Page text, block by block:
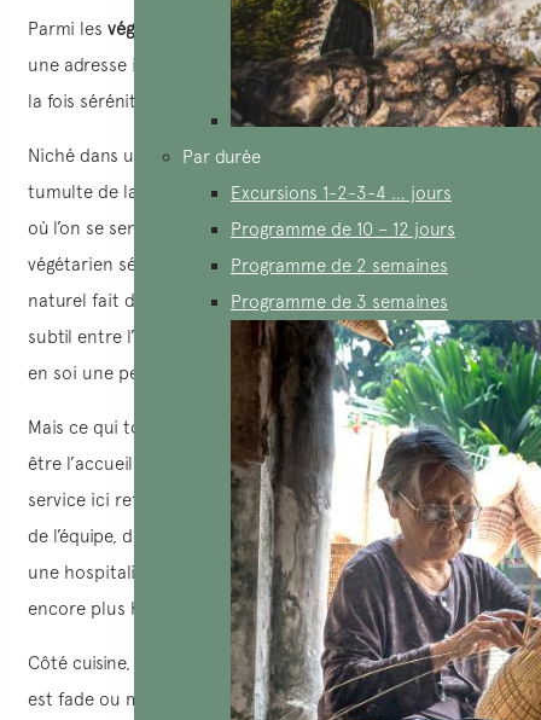
Par durée
Excursions 1-2-3-4 … jours
Programme de 10 – 12 jours
Programme de 2 semaines
Programme de 3 semaines
Parmi les végétarien restaurants Saïgon Du Du Xanhest
une adresse incontournable pour ceux qui recherchent à
la fois sérénité et saveurs authentiques.
Niché dans une ruelle paisible de Saïgon, à l’abri du
tumulte de la ville,
Du Du Xanhest un petit havre de paix
où l’on se sent instantanément apaisé. Ce restaurant
végétarien séduit par sa simplicité chaleureuse, son décor
naturel fait de bois, de bambou et d’osier, créant un lien
subtil entre l’homme et la nature – une invitation à semer
en soi une petite graine de verdure.
Mais ce qui touche le plus chez Du Du Xanh, c’est peut-
être l’accueil. Toujours accompagné d’un sourire doux, le
service ici reflète une véritable bienveillance. Les membres
de l’équipe, dont plusieurs sont malentendants, offrent
une hospitalité discrète mais sincère qui rend l’expérience
encore plus humaine.
Côté cuisine, oubliez l’idée que la nourriture végétarienne
est fade ou monotone. Chez ce restaurant, chaque plat